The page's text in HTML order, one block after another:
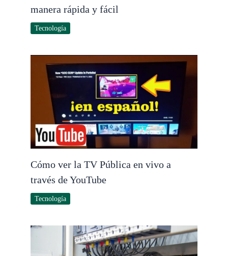
manera rápida y fácil
Tecnología
Cómo ver la TV Pública en vivo a
través de YouTube
Tecnología